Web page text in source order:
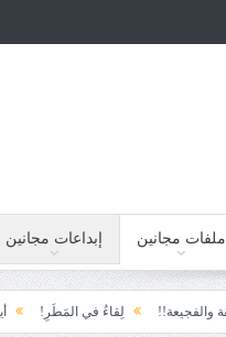
ملفات مجانين إبداعات مجانين
لِقاءُ في المَطَرِ! أين القيادة!!